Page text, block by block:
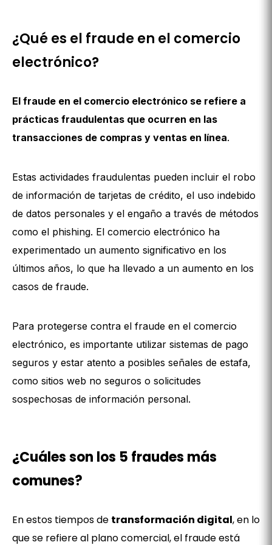
¿Qué es el fraude en el comercio
electrónico?
El fraude en el comercio electrónico se refiere a
prácticas fraudulentas que ocurren en las
transacciones de compras y ventas en línea.
Estas actividades fraudulentas pueden incluir el robo
de información de tarjetas de crédito, el uso indebido
de datos personales y el engaño a través de métodos
como el phishing. El comercio electrónico ha
experimentado un aumento significativo en los
últimos años, lo que ha llevado a un aumento en los
casos de fraude.
Para protegerse contra el fraude en el comercio
electrónico, es importante utilizar sistemas de pago
seguros y estar atento a posibles señales de estafa,
como sitios web no seguros o solicitudes
sospechosas de información personal.
¿Cuáles son los 5 fraudes más
comunes?
En estos tiempos de transformación digital, en lo
que se refiere al plano comercial, el fraude está